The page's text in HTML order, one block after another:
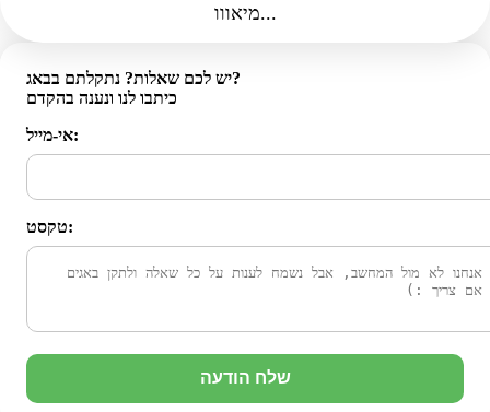
מיאווו...
יש לכם שאלות? נתקלתם בבאג?
כיתבו לנו ונענה בהקדם
אי-מייל:
טקסט:
שלח הודעה